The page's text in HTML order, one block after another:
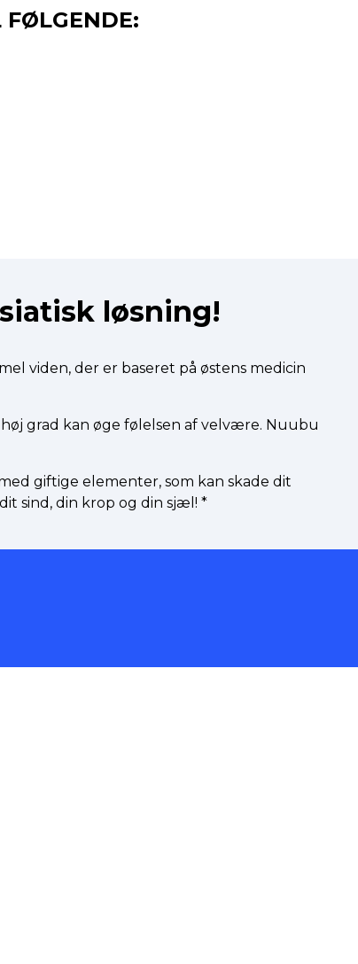
FØLGENDE:
løsning!
viden, der er baseret på østens medicin
grad kan øge følelsen af velvære. Nuubu
giftige elementer, som kan skade dit
sind, din krop og din sjæl! *